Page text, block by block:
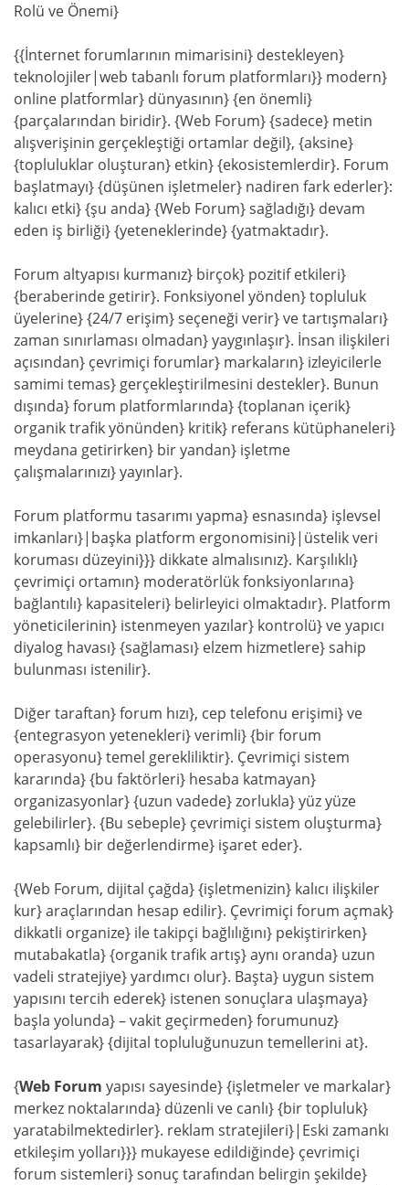
Rolü ve Önemi}
{{İnternet forumlarının mimarisini} destekleyen}
teknolojiler|web tabanlı forum platformları}} modern}
online platformlar} dünyasının} {en önemli}
{parçalarından biridir}. {Web Forum} {sadece} metin
alışverişinin gerçekleştiği ortamlar değil}, {aksine}
{topluluklar oluşturan} etkin} {ekosistemlerdir}. Forum
başlatmayı} {düşünen işletmeler} nadiren fark ederler}:
kalıcı etki} {şu anda} {Web Forum} sağladığı} devam
eden iş birliği} {yeteneklerinde} {yatmaktadır}.
Forum altyapısı kurmanız} birçok} pozitif etkileri}
{beraberinde getirir}. Fonksiyonel yönden} topluluk
üyelerine} {24/7 erişim} seçeneği verir} ve tartışmaları}
zaman sınırlaması olmadan} yaygınlaşır}. İnsan ilişkileri
açısından} çevrimiçi forumlar} markaların} izleyicilerle
samimi temas} gerçekleştirilmesini destekler}. Bunun
dışında} forum platformlarında} {toplanan içerik}
organik trafik yönünden} kritik} referans kütüphaneleri}
meydana getirirken} bir yandan} işletme
çalışmalarınızı} yayınlar}.
Forum platformu tasarımı yapma} esnasında} işlevsel
imkanları}|başka platform ergonomisini}|üstelik veri
koruması düzeyini}}} dikkate almalısınız}. Karşılıklı}
çevrimiçi ortamın} moderatörlük fonksiyonlarına}
bağlantılı} kapasiteleri} belirleyici olmaktadır}. Platform
yöneticilerinin} istenmeyen yazılar} kontrolü} ve yapıcı
diyalog havası} {sağlaması} elzem hizmetlere} sahip
bulunması istenilir}.
Diğer taraftan} forum hızı}, cep telefonu erişimi} ve
{entegrasyon yetenekleri} verimli} {bir forum
operasyonu} temel gerekliliktir}. Çevrimiçi sistem
kararında} {bu faktörleri} hesaba katmayan}
organizasyonlar} {uzun vadede} zorlukla} yüz yüze
gelebilirler}. {Bu sebeple} çevrimiçi sistem oluşturma}
kapsamlı} bir değerlendirme} işaret eder}.
{Web Forum, dijital çağda} {işletmenizin} kalıcı ilişkiler
kur} araçlarından hesap edilir}. Çevrimiçi forum açmak}
dikkatli organize} ile takipçi bağlılığını} pekiştirirken}
mutabakatla} {organik trafik artış} aynı oranda} uzun
vadeli stratejiye} yardımcı olur}. Başta} uygun sistem
yapısını tercih ederek} istenen sonuçlara ulaşmaya}
başla yolunda} – vakit geçirmeden} forumunuz}
tasarlayarak} {dijital topluluğunuzun temellerini at}.
{Web Forum yapısı sayesinde} {işletmeler ve markalar}
merkez noktalarında} düzenli ve canlı} {bir topluluk}
yaratabilmektedirler}. reklam stratejileri}|Eski zamankı
etkileşim yolları}}} mukayese edildiğinde} çevrimiçi
forum sistemleri} sonuç tarafından belirgin şekilde}